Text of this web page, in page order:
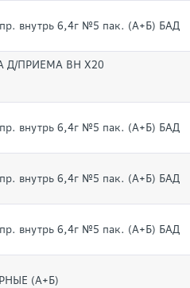
внутрь 6,4г №5 пак. (А+Б) БАД
Д/ПРИЕМА ВН Х20
внутрь 6,4г №5 пак. (А+Б) БАД
внутрь 6,4г №5 пак. (А+Б) БАД
внутрь 6,4г №5 пак. (А+Б) БАД
(А+Б)